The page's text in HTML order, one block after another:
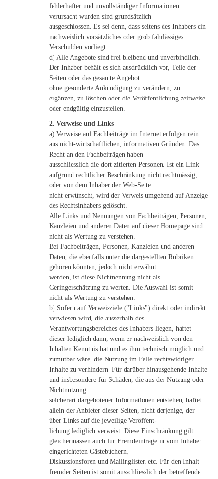
fehlerhafter und unvollständiger Informationen
verursacht wurden sind grundsätzlich
ausgeschlossen. Es sei denn, dass seitens des Inhabers ein
nachweislich vorsätzliches oder grob fahrlässiges
Verschulden vorliegt.
d) Alle Angebote sind frei bleibend und unverbindlich.
Der Inhaber behält es sich ausdrücklich vor, Teile der
Seiten oder das gesamte Angebot
ohne gesonderte Ankündigung zu verändern, zu
ergänzen, zu löschen oder die Veröffentlichung zeitweise
oder endgültig einzustellen.
2. Verweise und Links
a) Verweise auf Fachbeiträge im Internet erfolgen rein
aus nicht-wirtschaftlichen, informativen Gründen. Das
Recht an den Fachbeiträgen haben
ausschliesslich die dort zitierten Personen. Ist ein Link
aufgrund rechtlicher Beschränkung nicht rechtmässig,
oder von dem Inhaber der Web-Seite
nicht erwünscht, wird der Verweis umgehend auf Anzeige
des Rechtsinhabers gelöscht.
Alle Links und Nennungen von Fachbeiträgen, Personen,
Kanzleien und anderen Daten auf dieser Homepage sind
nicht als Wertung zu verstehen.
Bei Fachbeiträgen, Personen, Kanzleien und anderen
Daten, die ebenfalls unter die dargestellten Rubriken
gehören könnten, jedoch nicht erwähnt
werden, ist diese Nichtnennung nicht als
Geringerschätzung zu werten. Die Auswahl ist somit
nicht als Wertung zu verstehen.
b) Sofern auf Verweisziele ("Links") direkt oder indirekt
verwiesen wird, die ausserhalb des
Verantwortungsbereiches des Inhabers liegen, haftet
dieser lediglich dann, wenn er nachweislich von den
Inhalten Kenntnis hat und es ihm technisch möglich und
zumutbar wäre, die Nutzung im Falle rechtswidriger
Inhalte zu verhindern. Für darüber hinausgehende Inhalte
und insbesondere für Schäden, die aus der Nutzung oder
Nichtnutzung
solcherart dargebotener Informationen entstehen, haftet
allein der Anbieter dieser Seiten, nicht derjenige, der
über Links auf die jeweilige Veröffent-
lichung lediglich verweist. Diese Einschränkung gilt
gleichermassen auch für Fremdeinträge in vom Inhaber
eingerichteten Gästebüchern,
Diskussionsforen und Mailinglisten etc. Für den Inhalt
fremder Seiten ist somit ausschliesslich der betreffende